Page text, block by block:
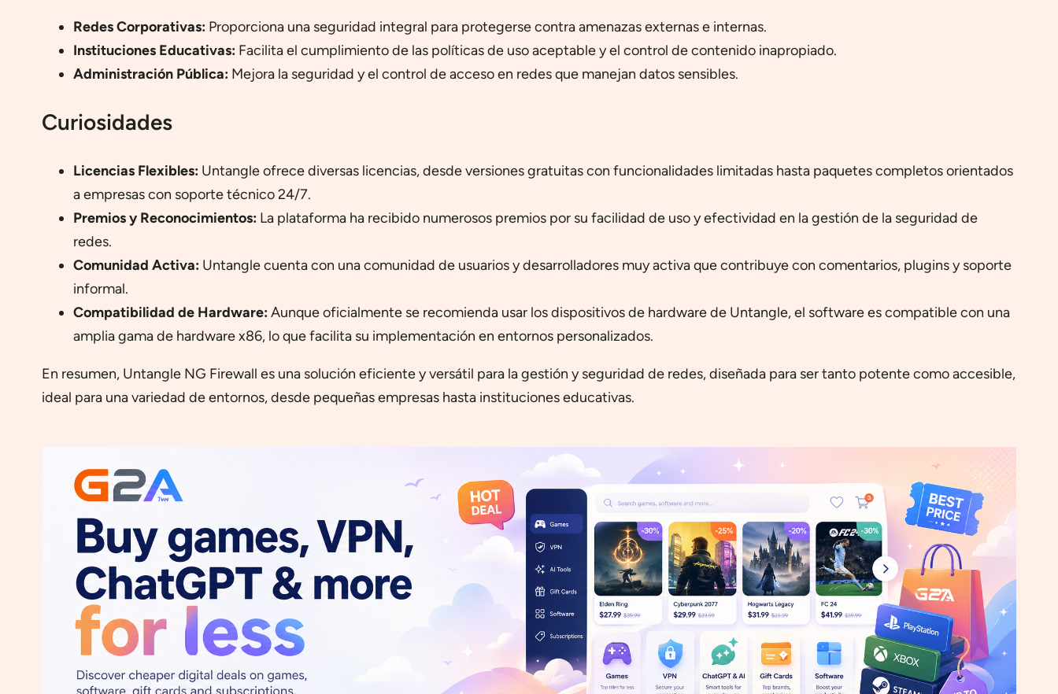
Redes Corporativas:Proporciona una seguridad integral para protegerse contra amenazas externas e internas.
Instituciones Educativas:Facilita el cumplimiento de las políticas de uso aceptable y el control de contenido inapropiado.
Administración Pública:Mejora la seguridad y el control de acceso en redes que manejan datos sensibles.
Curiosidades
Licencias Flexibles:Untangle ofrece diversas licencias, desde versiones gratuitas con funcionalidades limitadas hasta paquetes completos orientados
a empresas con soporte técnico 24/7.
Premios y Reconocimientos:La plataforma ha recibido numerosos premios por su facilidad de uso y efectividad en la gestión de la seguridad de
redes.
Comunidad Activa:Untangle cuenta con una comunidad de usuarios y desarrolladores muy activa que contribuye con comentarios, plugins y soporte
informal.
Compatibilidad de Hardware:Aunque oficialmente se recomienda usar los dispositivos de hardware de Untangle, el software es compatible con una
amplia gama de hardware x86, lo que facilita su implementación en entornos personalizados.
En resumen, Untangle NG Firewall es una solución eficiente y versátil para la gestión y seguridad de redes, diseñada para ser tanto potente como accesible,
ideal para una variedad de entornos, desde pequeñas empresas hasta instituciones educativas.